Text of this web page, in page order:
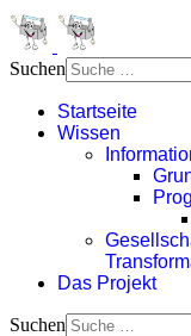
Suchen
Startseite
Wissen
Das Projekt
Suchen